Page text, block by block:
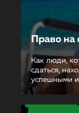
Право на
Как люди,
сдаться,
успешными и